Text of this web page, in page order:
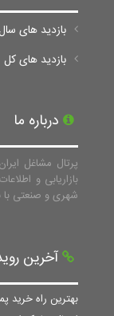
بازدید های سال
بازدید های کل :
درباره ما
پرتال مشاغل
بازاریابی و
شهری و صنعتی با بیش از 3 میلیون
آخرین
بهترین راه